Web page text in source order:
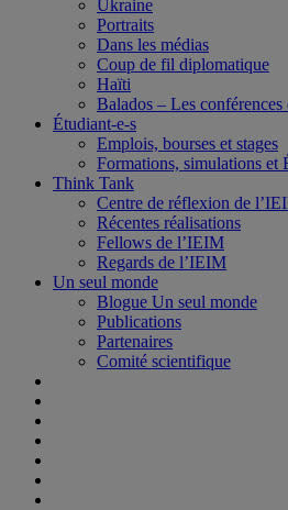
Ukraine
Portraits
Dans les médias
Coup de fil diplomatique
Haïti
Balados – Les
Étudiant-e-s
Emplois, bourses et stages
Formations, simulations et
Think Tank
Centre de réflexion de
Récentes réalisations
Fellows de l’IEIM
Regards de l’IEIM
Un seul monde
Blogue Un seul monde
Publications
Partenaires
Comité scientifique